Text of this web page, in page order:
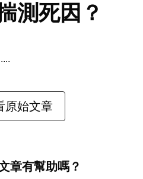
測死因？
原始文章
章有幫助嗎？